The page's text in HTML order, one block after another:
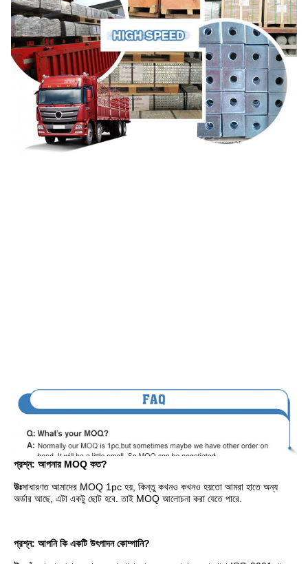
প্রশ্ন: আপনার MOQ কত?
উঃসাধারণত আমাদের MOQ 1pc হয়, কিন্তু কখনও কখনও হয়তো আমরা হাতে অন্য
অর্ডার আছে, এটা একটু ছোট হবে. তাই MOQ আলোচনা করা যেতে পারে.
প্রশ্ন: আপনি কি একটি উৎপাদন কোম্পানি?